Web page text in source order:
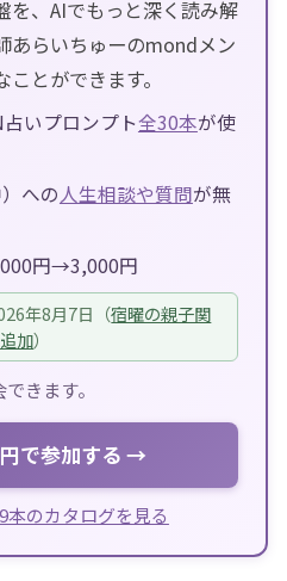
を、AIでもっと深く読み解
あらいちゅーのmondメン
とができます。
いプロンプト全30本が使
への人生相談や質問が無
円→3,000円
年8月7日（宿曜の親子関
加）
きます。
で参加する →
のカタログを見る